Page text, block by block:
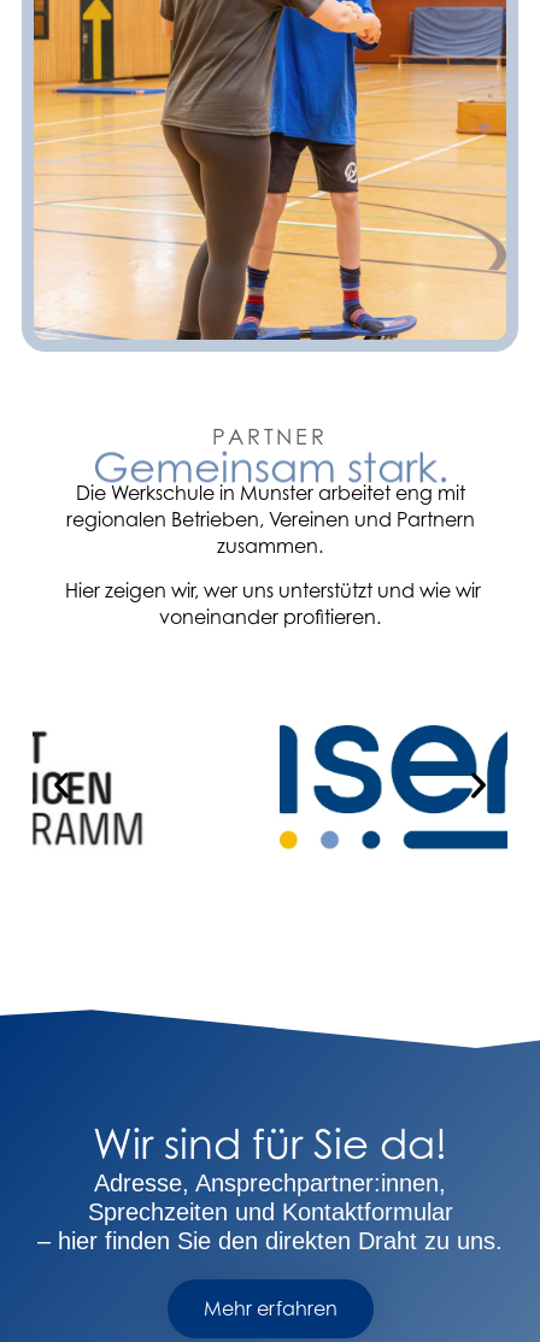
PARTNER
Gemeinsam stark.
Die Werkschule in Munster arbeitet eng mit
regionalen Betrieben, Vereinen und Partnern
zusammen.
Hier zeigen wir, wer uns unterstützt und wie wir
voneinander profitieren.
Wir sind für Sie da!
Adresse, Ansprechpartner:innen,
Sprechzeiten und Kontaktformular
– hier finden Sie den direkten Draht zu uns.
Mehr erfahren